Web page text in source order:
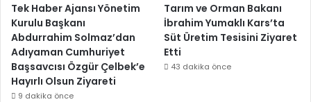
Tek Haber Ajansı Yönetim
Kurulu Başkanı
Abdurrahim Solmaz’dan
Adıyaman Cumhuriyet
Başsavcısı Özgür Çelbek’e
Hayırlı Olsun Ziyareti
9 dakika önce
Tarım ve Orman Bakanı
İbrahim Yumaklı Kars’ta
Süt Üretim Tesisini Ziyaret
Etti
43 dakika önce